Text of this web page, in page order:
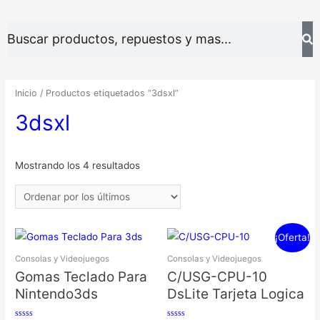
Inicio / Productos etiquetados “3dsxl”
3dsxl
Mostrando los 4 resultados
Consolas y Videojuegos
Gomas Teclado Para
Nintendo3ds
¡Oferta!
Consolas y Videojuegos
C/USG-CPU-10
DsLite Tarjeta Logica